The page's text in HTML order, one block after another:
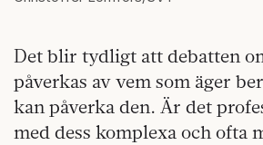
Det blir tydligt att debatten
påverkas av vem som äger
kan påverka den. Är det
med dess komplexa och ofta